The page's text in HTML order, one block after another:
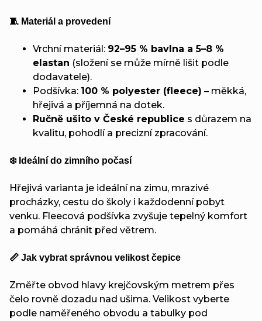
🧵 Materiál a provedení
Vrchní materiál: 92–95 % bavlna a 5–8 %
elastan (složení se může mírně lišit podle
dodavatele).
Podšívka: 100 % polyester (fleece) – měkká,
hřejivá a příjemná na dotek.
Ručně ušito v České republice s důrazem na
kvalitu, pohodlí a precizní zpracování.
❄️ Ideální do zimního počasí
Hřejivá varianta je ideální na zimu, mrazivé
procházky, cestu do školy i každodenní pobyt
venku. Fleecová podšívka zvyšuje tepelný komfort
a pomáhá chránit před větrem.
📏 Jak vybrat správnou velikost čepice
Změřte obvod hlavy krejčovským metrem přes
čelo rovně dozadu nad ušima. Velikost vyberte
podle naměřeného obvodu a tabulky pod